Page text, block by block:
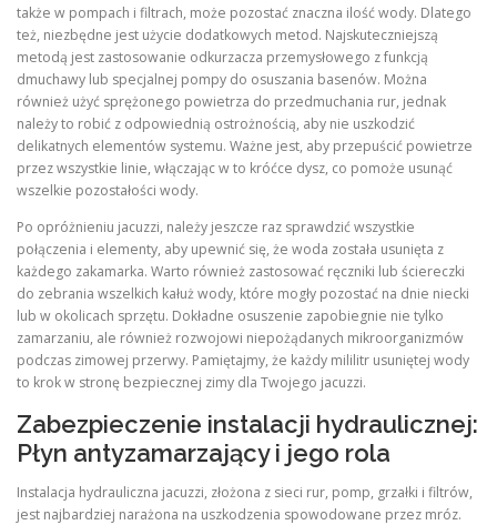
także w pompach i filtrach, może pozostać znaczna ilość wody. Dlatego
też, niezbędne jest użycie dodatkowych metod. Najskuteczniejszą
metodą jest zastosowanie odkurzacza przemysłowego z funkcją
dmuchawy lub specjalnej pompy do osuszania basenów. Można
również użyć sprężonego powietrza do przedmuchania rur, jednak
należy to robić z odpowiednią ostrożnością, aby nie uszkodzić
delikatnych elementów systemu. Ważne jest, aby przepuścić powietrze
przez wszystkie linie, włączając w to króćce dysz, co pomoże usunąć
wszelkie pozostałości wody.
Po opróżnieniu jacuzzi, należy jeszcze raz sprawdzić wszystkie
połączenia i elementy, aby upewnić się, że woda została usunięta z
każdego zakamarka. Warto również zastosować ręczniki lub ściereczki
do zebrania wszelkich kałuż wody, które mogły pozostać na dnie niecki
lub w okolicach sprzętu. Dokładne osuszenie zapobiegnie nie tylko
zamarzaniu, ale również rozwojowi niepożądanych mikroorganizmów
podczas zimowej przerwy. Pamiętajmy, że każdy mililitr usuniętej wody
to krok w stronę bezpiecznej zimy dla Twojego jacuzzi.
Zabezpieczenie instalacji hydraulicznej:
Płyn antyzamarzający i jego rola
Instalacja hydrauliczna jacuzzi, złożona z sieci rur, pomp, grzałki i filtrów,
jest najbardziej narażona na uszkodzenia spowodowane przez mróz.